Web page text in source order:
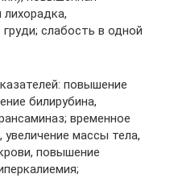
слабость в одной
повышение
билирубина,
временное
увеличение массы тела,
повышение